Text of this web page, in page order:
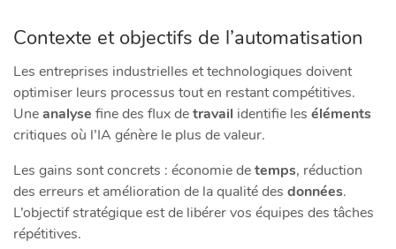
Contexte et objectifs de l’automatisation
Les entreprises industrielles et technologiques doivent
optimiser leurs processus tout en restant compétitives.
Uneanalyse fine des flux detravail identifie les éléments
critiques où l’IA génère le plus de valeur.
Les gains sont concrets : économie detemps, réduction
des erreurs et amélioration de la qualité des données.
L’objectif stratégique est de libérer vos équipes des tâches
répétitives.